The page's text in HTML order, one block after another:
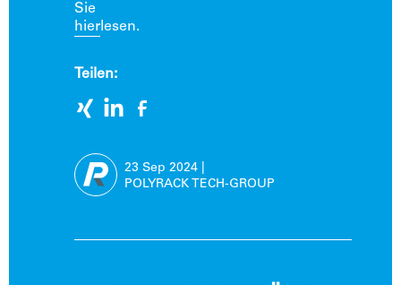
Sie
hierlesen.
Teilen:
23 Sep 2024
POLYRACK TECH-GROUP